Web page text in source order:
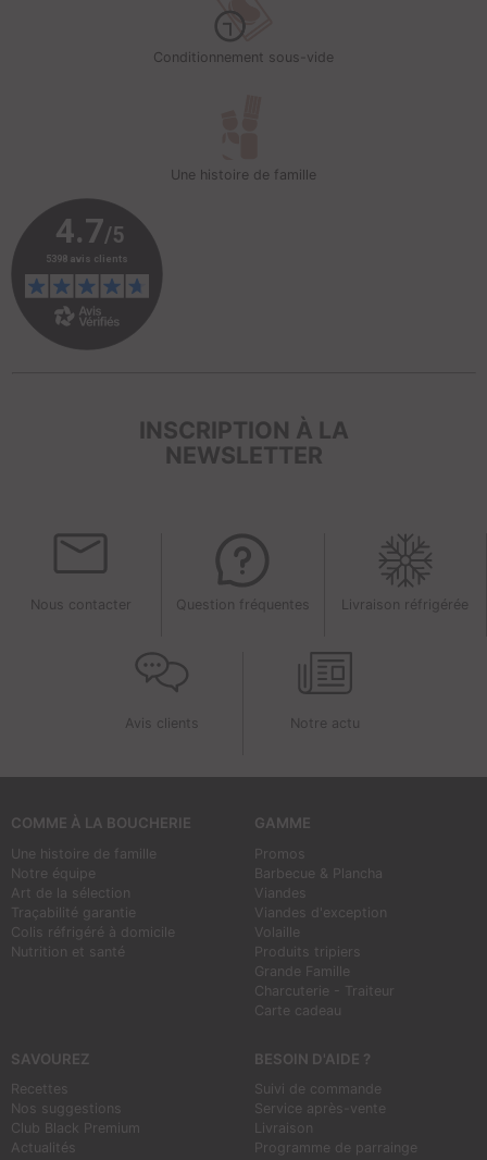
Conditionnement sous-vide
Une histoire de famille
INSCRIPTION À LA
NEWSLETTER
Nous contacter Question fréquentes Livraison réfrigérée
Avis clients Notre actu
COMME À LA BOUCHERIE
Une histoire de famille
Notre équipe
Art de la sélection
Traçabilité garantie
Colis réfrigéré à domicile
Nutrition et santé
GAMME
Promos
Barbecue & Plancha
Viandes
Viandes d'exception
Volaille
Produits tripiers
Grande Famille
Charcuterie - Traiteur
Carte cadeau
SAVOUREZ
Recettes
Nos suggestions
Club Black Premium
Actualités
BESOIN D'AIDE ?
Suivi de commande
Service après-vente
Livraison
Programme de parrainge